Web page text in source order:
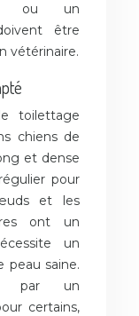
ou un
être
vétérinaire.
toilettage
chiens de
et dense
pour
et les
ont un
un
peau saine.
par un
certains,